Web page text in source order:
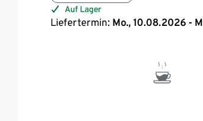
Auf Lager
Liefertermin: Mo., 10.08.2026 -